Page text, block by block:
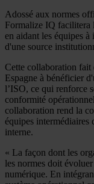
Adossé aux normes
Formalize IQ facilitera
en aidant les équipes
d'une source
Cette collaboration
Espagne à bénéficier
l’ISO, ce qui renforce
conformité
collaboration rend la
équipes intermédiaires
interne.
« La façon dont les
les normes doit
numérique. En